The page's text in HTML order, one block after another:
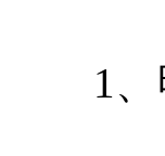
1、